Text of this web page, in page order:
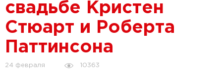
свадьбе Кристен
Стюарт и Роберта
Паттинсона
24 февраля 10363